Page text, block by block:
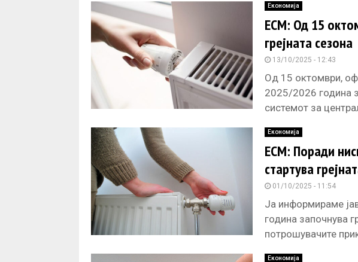
Економија
ЕСМ: Од 15
грејната сезона
13/10/2025 - 12:43
Од 15 октомври,
2025/2026 година
системот за
Економија
ЕСМ: Поради
стартува
01/10/2025 - 11:54
Ја информираме
година започнува
потрошувачите
Економија